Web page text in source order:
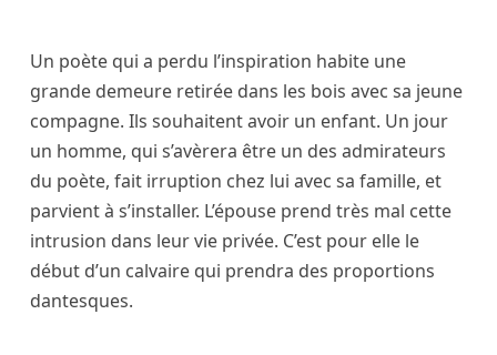
Un poète qui a perdu l’inspiration habite une
grande demeure retirée dans les bois avec sa jeune
compagne. Ils souhaitent avoir un enfant. Un jour
un homme, qui s’avèrera être un des admirateurs
du poète, fait irruption chez lui avec sa famille, et
parvient à s’installer. L’épouse prend très mal cette
intrusion dans leur vie privée. C’est pour elle le
début d’un calvaire qui prendra des proportions
dantesques.